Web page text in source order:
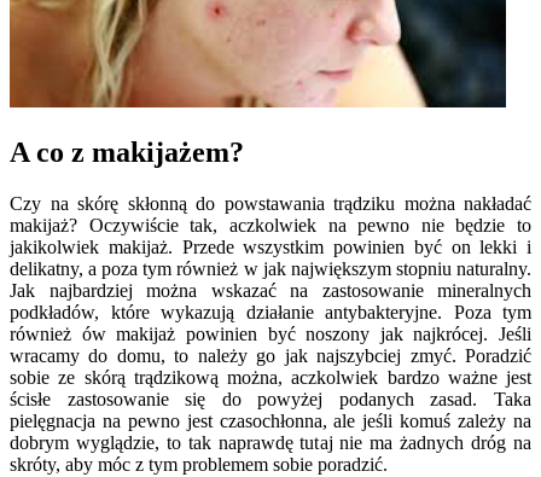
A co z makijażem?
Czy na skórę skłonną do powstawania trądziku można nakładać
makijaż? Oczywiście tak, aczkolwiek na pewno nie będzie to
jakikolwiek makijaż. Przede wszystkim powinien być on lekki i
delikatny, a poza tym również w jak największym stopniu naturalny.
Jak najbardziej można wskazać na zastosowanie mineralnych
podkładów, które wykazują działanie antybakteryjne. Poza tym
również ów makijaż powinien być noszony jak najkrócej. Jeśli
wracamy do domu, to należy go jak najszybciej zmyć. Poradzić
sobie ze skórą trądzikową można, aczkolwiek bardzo ważne jest
ścisłe zastosowanie się do powyżej podanych zasad. Taka
pielęgnacja na pewno jest czasochłonna, ale jeśli komuś zależy na
dobrym wyglądzie, to tak naprawdę tutaj nie ma żadnych dróg na
skróty, aby móc z tym problemem sobie poradzić.